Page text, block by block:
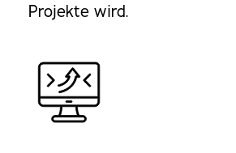
Projekte wird.